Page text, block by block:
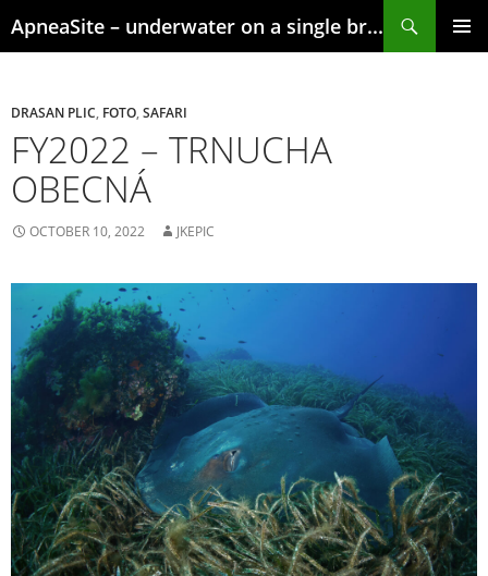
to
ApneaSite – underwater on a single breath
DRASAN PLIC FOTO SAFARI
FY2022 – TRNUCHA
OBECNÁ
OCTOBER 10, 2022 JKEPIC